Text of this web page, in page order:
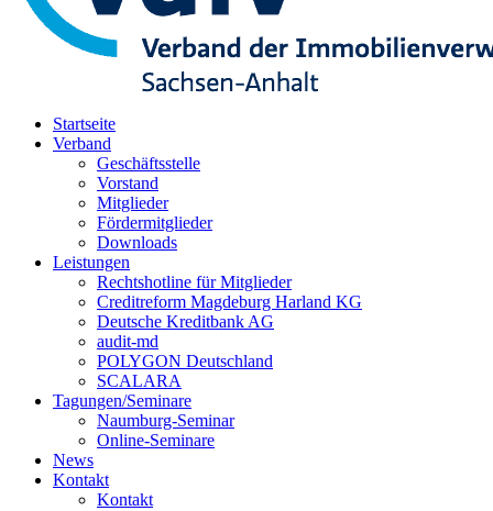
Startseite
Verband
Geschäftsstelle
Vorstand
Mitglieder
Fördermitglieder
Downloads
Leistungen
Rechtshotline für Mitglieder
Creditreform Magdeburg Harland KG
Deutsche Kreditbank AG
audit-md
POLYGON Deutschland
SCALARA
Tagungen/Seminare
Naumburg-Seminar
Online-Seminare
News
Kontakt
Kontakt